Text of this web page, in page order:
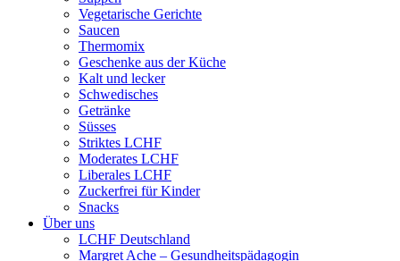
Vegetarische Gerichte
Saucen
Thermomix
Geschenke aus der Küche
Kalt und lecker
Schwedisches
Getränke
Süsses
Striktes LCHF
Moderates LCHF
Liberales LCHF
Zuckerfrei für Kinder
Snacks
Über uns
LCHF Deutschland
Margret Ache – Gesundheitspädagogin